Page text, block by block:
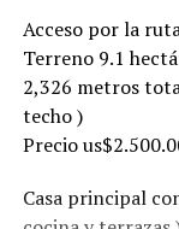
Acceso por la
Terreno 9.1
2,326 metros
techo )
Precio
Casa principal